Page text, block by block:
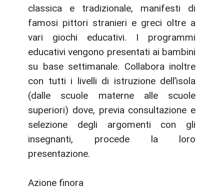
classica e tradizionale, manifesti di
famosi pittori stranieri e greci oltre a
vari giochi educativi. I programmi
educativi vengono presentati ai bambini
su base settimanale. Collabora inoltre
con tutti i livelli di istruzione dell’isola
(dalle scuole materne alle scuole
superiori) dove, previa consultazione e
selezione degli argomenti con gli
insegnanti, procede la loro
presentazione.
Azione finora